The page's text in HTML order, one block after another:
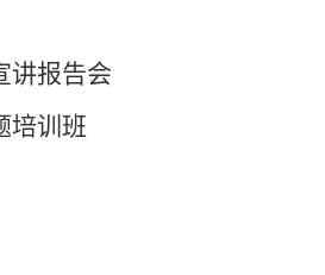
讲报告会
培训班